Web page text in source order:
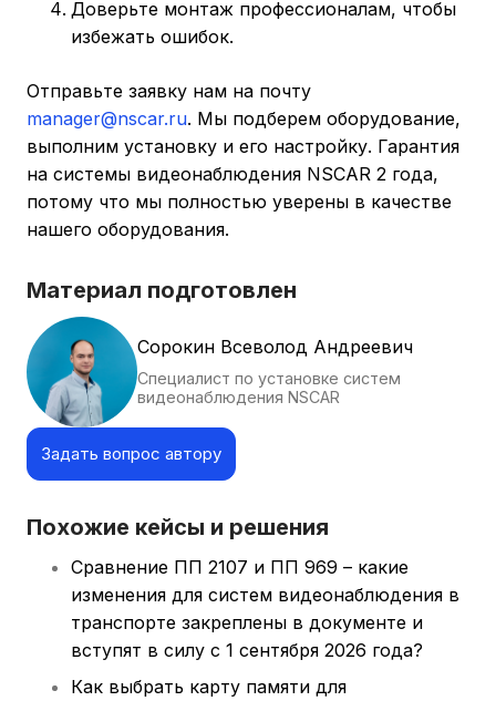
Доверьте монтаж профессионалам, чтобы
избежать ошибок.
Отправьте заявку нам на почту
manager@nscar.ru. Мы подберем оборудование,
выполним установку и его настройку. Гарантия
на системы видеонаблюдения NSCAR 2 года,
потому что мы полностью уверены в качестве
нашего оборудования.
Материал подготовлен
Сорокин Всеволод Андреевич
Специалист по установке систем
видеонаблюдения NSCAR
Задать вопрос автору
Похожие кейсы и решения
Сравнение ПП 2107 и ПП 969 – какие
изменения для систем видеонаблюдения в
транспорте закреплены в документе и
вступят в силу с 1 сентября 2026 года?
Как выбрать карту памяти для